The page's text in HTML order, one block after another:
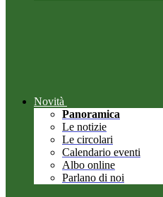
Novità
Panoramica
Le notizie
Le circolari
Calendario eventi
Albo online
Parlano di noi